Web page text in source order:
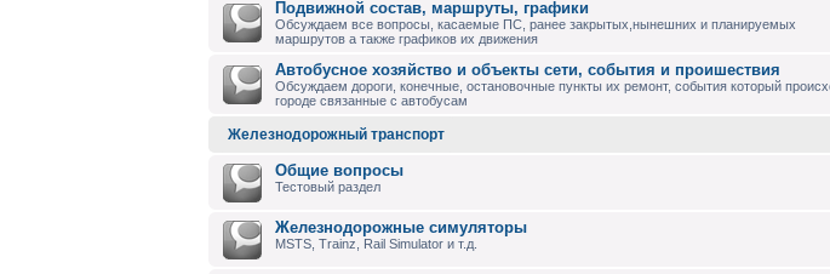
Подвижной состав, маршруты, графики
Обсуждаем все вопросы, касаемые ПС, ранее закрытых,нынешних и планируемых
маршрутов а также графиков их движения
Автобусное хозяйство и объекты сети, события и проишествия
Обсуждаем дороги, конечные, остановочные пункты их ремонт, события который
городе связанные с автобусам
Железнодорожный транспорт
Общие вопросы
Тестовый раздел
Железнодорожные симуляторы
MSTS, Trainz, Rail Simulator и т.д.